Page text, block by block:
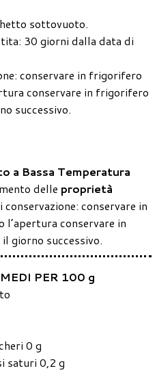
sottovuoto.
30 giorni dalla data di
conservare in frigorifero
conservare in frigorifero
successivo.
a Bassa Temperatura
delle proprietà
conservare in
l’apertura conservare in
giorno successivo.
PER 100 g
0 g
saturi 0,2 g